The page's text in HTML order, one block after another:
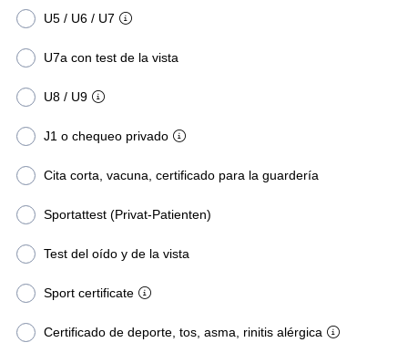
U5 / U6 / U7
U7a con test de la vista
U8 / U9
J1 o chequeo privado
Cita corta, vacuna, certificado para la guardería
Sportattest (Privat-Patienten)
Test del oído y de la vista
Sport certificate
Certificado de deporte, tos, asma, rinitis alérgica